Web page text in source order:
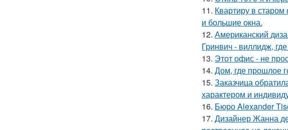
11. Квартиру в
и большие окна.
12. Американский
Гринвич - виллидж,
13. Этот офис - не
14. Дом, где прошлое
15. Заказчица
характером и
16. Бюро Alexander
17. Дизайнер Жанна